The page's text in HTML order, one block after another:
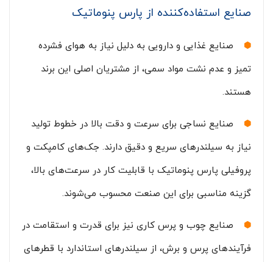
صنایع استفاده‌کننده از پارس پنوماتیک
صنایع غذایی و دارویی به دلیل نیاز به هوای فشرده
تمیز و عدم نشت مواد سمی، از مشتریان اصلی این برند
هستند.
صنایع نساجی برای سرعت و دقت بالا در خطوط تولید
نیاز به سیلندرهای سریع و دقیق دارند. جک‌های کامپکت و
پروفیلی پارس پنوماتیک با قابلیت کار در سرعت‌های بالا،
گزینه مناسبی برای این صنعت محسوب می‌شوند.
صنایع چوب و پرس کاری نیز برای قدرت و استقامت در
فرآیندهای پرس و برش، از سیلندرهای استاندارد با قطرهای